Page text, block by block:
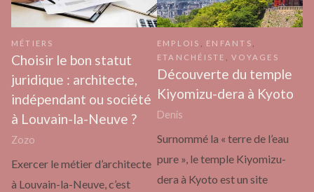
MÉTIERS
Choisir le bon statut
juridique : architecte,
indépendant ou société
à Louvain-la-Neuve ?
Zozo
Exercer le métier d’architecte
à Louvain-la-Neuve, c’est
EMPLOIS ENFANTS
ETANCHÉISTE
,VOYAGES
Découverte du temple
Kiyomizu-dera à Kyoto
Denis
Surnommé la « terre de l’eau
pure », le temple Kiyomizu-
dera à Kyoto est un site